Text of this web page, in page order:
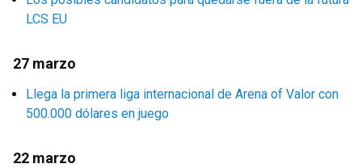
LCS EU
27 marzo
Llega la primera liga internacional de Arena of Valor con
500.000 dólares en juego
22 marzo